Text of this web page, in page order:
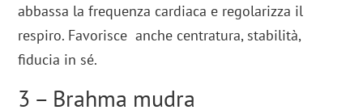
abbassa la frequenza cardiaca e regolarizza il
respiro. Favorisce anche centratura, stabilità,
fiducia in sé.
3 – Brahma mudra